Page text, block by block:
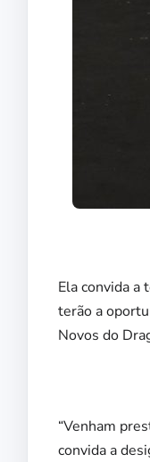
Ela convida a
terão a
Novos do
“Venham
convida a